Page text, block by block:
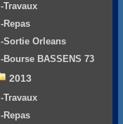
-Travaux
-Repas
-Sortie Orleans
-Bourse BASSENS 73
2013
-Travaux
-Repas